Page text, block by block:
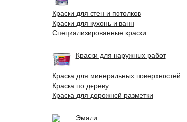
Краски для стен и потолков
Краски для кухонь и ванн
Специализированные краски
Краски для наружных работ
Краска для минеральных поверхностей
Краска по дереву
Краска для дорожной разметки
Эмали